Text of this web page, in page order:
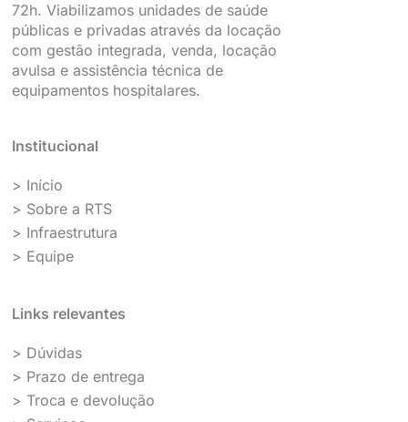
72h. Viabilizamos unidades de saúde
públicas e privadas através da locação
com gestão integrada, venda, locação
avulsa e assistência técnica de
equipamentos hospitalares.
Institucional
> Início
> Sobre a RTS
> Infraestrutura
> Equipe
Links relevantes
> Dúvidas
> Prazo de entrega
> Troca e devolução